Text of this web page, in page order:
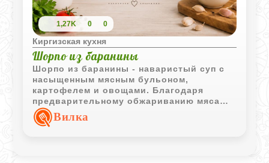
1,27K 0 0
Киргизская кухня
Шорпо из баранины
Шорпо из баранины - наваристый суп с
насыщенным мясным бульоном,
картофелем и овощами. Благодаря
предварительному обжариванию мяса
блюдо приобретает особенно
выразительный вкус и аромат.
Вилка